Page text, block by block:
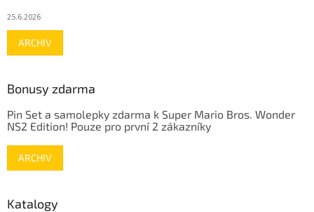
25.6.2026
ARCHIV
Bonusy zdarma
Pin Set a samolepky zdarma k Super Mario Bros. Wonder
NS2 Edition! Pouze pro první 2 zákazníky
ARCHIV
Katalogy